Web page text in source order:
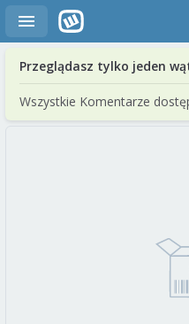
Przeglądasz tylko jeden
Wszystkie Komentarze